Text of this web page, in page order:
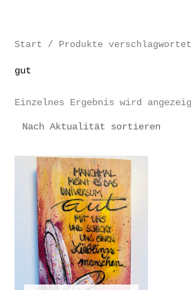
Start / Produkte
gut
Einzelnes Ergebnis wird